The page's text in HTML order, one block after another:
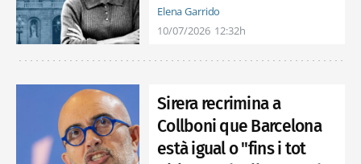
Elena Garrido
10/07/2026 12:32h
Sirera recrimina a
Collboni que Barcelona
està igual o "fins i tot